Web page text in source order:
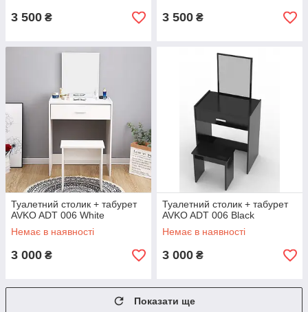
3 500 ₴ 3 500 ₴
Туалетний столик + табурет
AVKO ADT 006 White
Немає в наявності
3 000 ₴
Туалетний столик + табурет
AVKO ADT 006 Black
Немає в наявності
3 000 ₴
Показати ще